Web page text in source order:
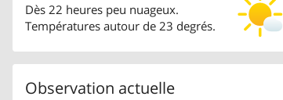
Dès 22 heures peu nuageux.
Températures autour de 23 degrés.
Observation actuelle